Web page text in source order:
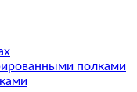
полками